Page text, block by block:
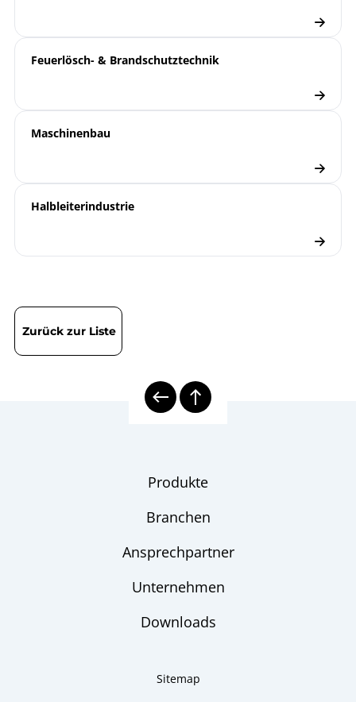
Feuerlösch- & Brandschutztechnik
Maschinenbau
Halbleiterindustrie
Zurück zur Liste
Produkte
Branchen
Ansprechpartner
Unternehmen
Downloads
Sitemap